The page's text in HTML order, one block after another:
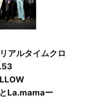
アルタイムクロ
La.mamaー